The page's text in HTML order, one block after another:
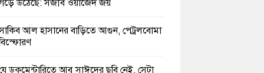
উঠেছে: সজীব ওয়াজেদ জয়
আল হাসানের বাড়িতে আগুন, পেট্রলবোমা
ডকুমেন্টারিতে আবু সাঈদের ছবি নেই, সেটা